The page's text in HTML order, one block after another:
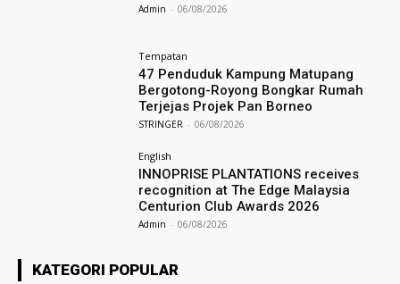
Admin - 06/08/2026
Tempatan
47 Penduduk Kampung Matupang
Bergotong-Royong Bongkar Rumah
Terjejas Projek Pan Borneo
STRINGER - 06/08/2026
English
INNOPRISE PLANTATIONS receives
recognition at The Edge Malaysia
Centurion Club Awards 2026
Admin - 06/08/2026
KATEGORI POPULAR